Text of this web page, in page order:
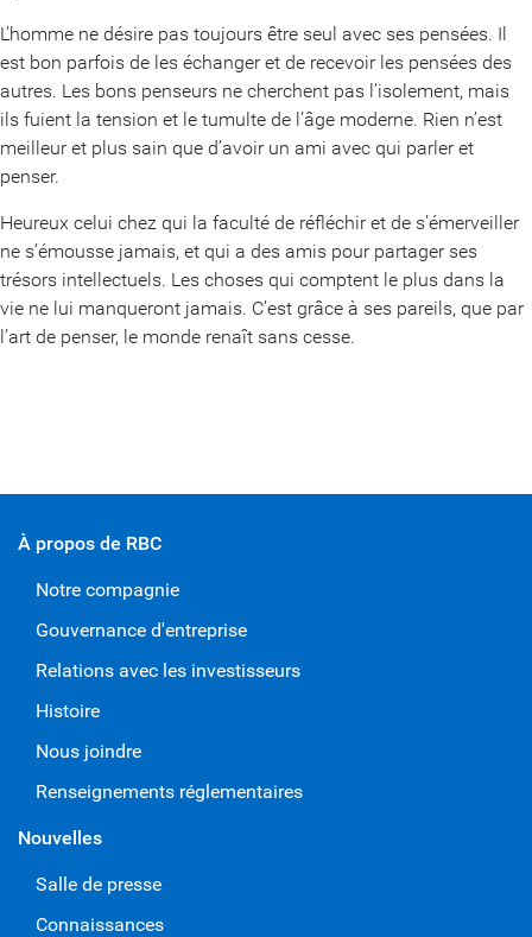
L’homme ne désire pas toujours être seul avec ses pensées. Il
est bon parfois de les échanger et de recevoir les pensées des
autres. Les bons penseurs ne cherchent pas l’isolement, mais
ils fuient la tension et le tumulte de l’âge moderne. Rien n’est
meilleur et plus sain que d’avoir un ami avec qui parler et
penser.
Heureux celui chez qui la faculté de réfléchir et de s’émerveiller
ne s’émousse jamais, et qui a des amis pour partager ses
trésors intellectuels. Les choses qui comptent le plus dans la
vie ne lui manqueront jamais. C’est grâce à ses pareils, que par
l’art de penser, le monde renaît sans cesse.
À propos de RBC
Notre compagnie
Gouvernance d'entreprise
Relations avec les investisseurs
Histoire
Nous joindre
Renseignements réglementaires
Nouvelles
Salle de presse
Connaissances